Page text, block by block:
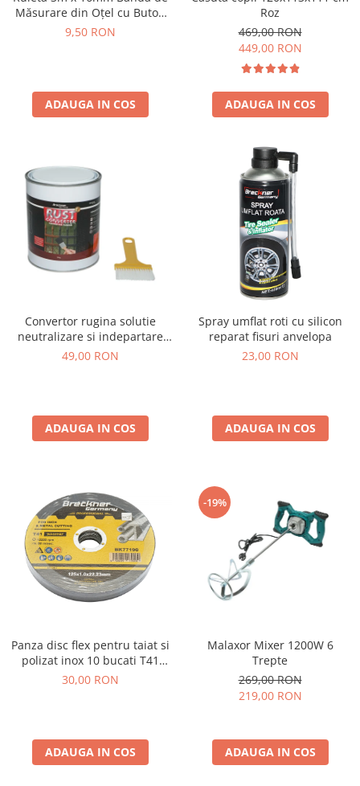
Măsurare din Oțel cu Buton
de Blocare
9,50 RON
ADAUGA IN COS
Roz
469,00 RON
449,00 RON
ADAUGA IN COS
Convertor rugina solutie
neutralizare si indepartare
rugina 750g
49,00 RON
ADAUGA IN COS
Spray umflat roti cu silicon
reparat fisuri anvelopa
23,00 RON
ADAUGA IN COS
Panza disc flex pentru taiat si
polizat inox 10 bucati T41
125x1.0x22mm
30,00 RON
ADAUGA IN COS
-19%
Malaxor Mixer 1200W 6
Trepte
269,00 RON
219,00 RON
ADAUGA IN COS